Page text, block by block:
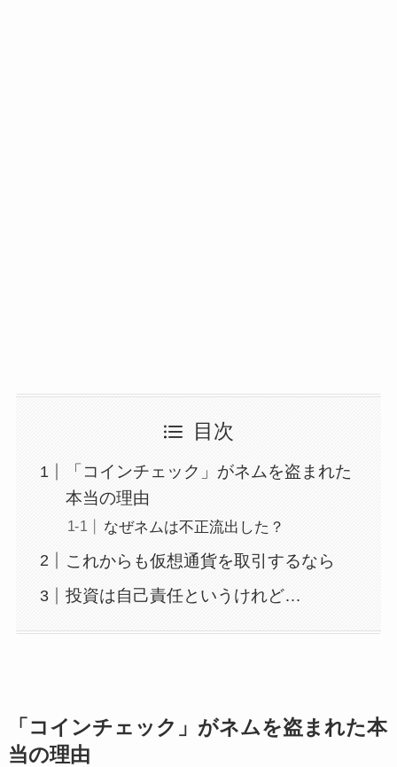
目次
「コインチェック」がネムを盗まれた
本当の理由
なぜネムは不正流出した？
これからも仮想通貨を取引するなら
投資は自己責任というけれど…
「コインチェック」がネムを盗まれた本
当の理由